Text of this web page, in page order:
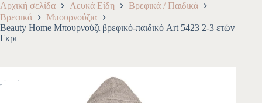
Αρχική σελίδα Λευκά Είδη
Βρεφικά / Παιδικά
Βρεφικά
Μπουρνούζια
Beauty Home Μπουρνούζι βρεφικό-παιδικό Art 5423 2-3 ετών
Γκρι
-10%